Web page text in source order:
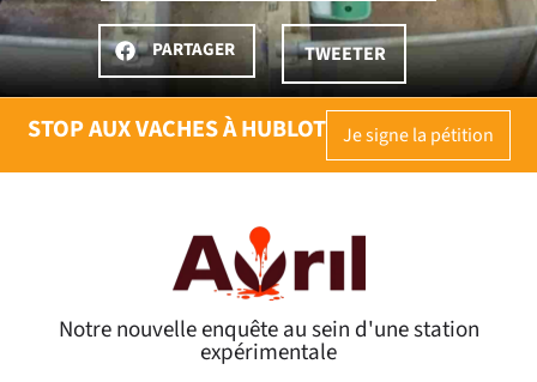
PARTAGER TWEETER
STOP AUX VACHES À HUBLOT Je signe la pétition
Notre nouvelle enquête au sein d'une station
expérimentale